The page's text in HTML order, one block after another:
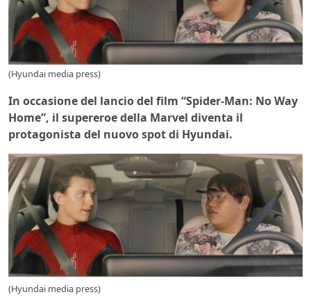
(Hyundai media press)
In occasione del lancio del film “Spider-Man: No Way
Home”, il supereroe della Marvel diventa il
protagonista del nuovo spot di Hyundai.
(Hyundai media press)